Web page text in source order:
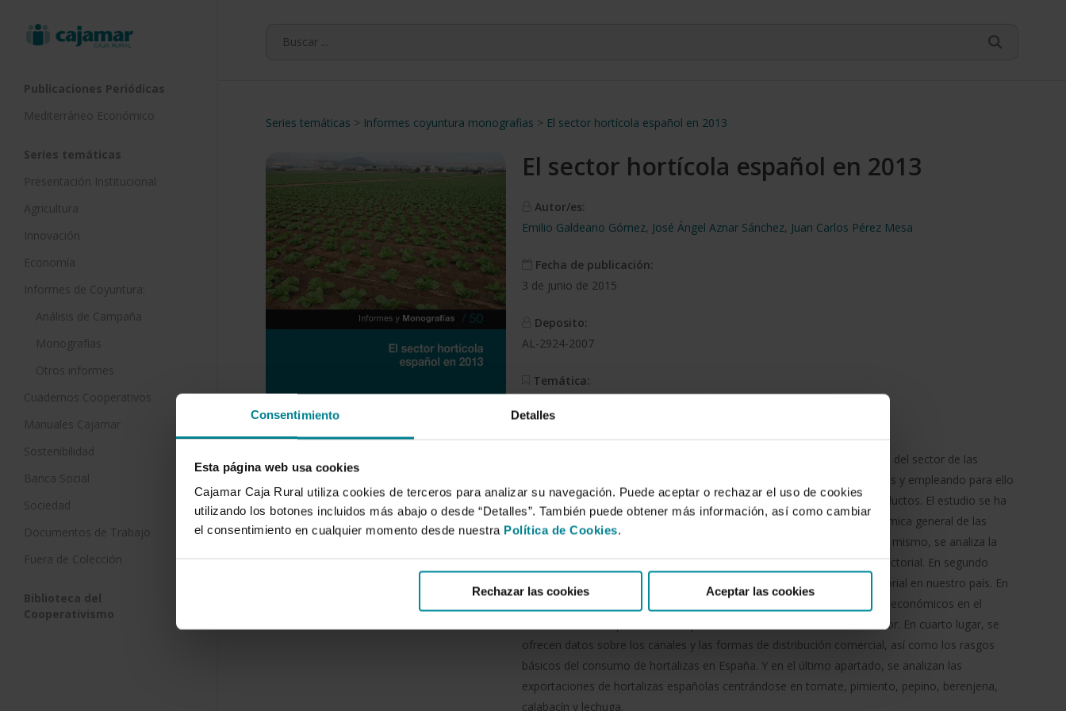
Consentimiento Detalles
Esta página web usa cookies
Cajamar Caja Rural utiliza cookies de terceros para analizar su navegación. Puede aceptar o rechazar el uso de cookies
utilizando los botones incluidos más abajo o desde “Detalles”. También puede obtener más información, así como cambiar
el consentimiento en cualquier momento desde nuestra Política de Cookies.
Rechazar las cookies Aceptar las cookies
Publicaciones Periódicas
Mediterráneo Económico
Series temáticas
Presentación Institucional
Agricultura
Innovación
Economía
Informes de Coyuntura:
Análisis de Campaña
Monografías
Otros informes
Cuadernos Cooperativos
Manuales Cajamar
Sostenibilidad
Banca Social
Sociedad
Documentos de Trabajo
Fuera de Colección
Biblioteca del
Cooperativismo
Series temáticas > Informes coyuntura monografias > El sector hortícola español en 2013
Descargar
El sector hortícola español en 2013
Autor/es:
Emilio Galdeano Gómez, José Ángel Aznar Sánchez, Juan Carlos Pérez Mesa
Fecha de publicación:
3 de junio de 2015
Deposito:
AL-2924-2007
Temática:
Con el presente documento se pretende ofrecer una amplia descripción del sector de las
hortalizas en España, analizando algunas de las variables más relevantes y empleando para ello
los datos estadísticos referidos a las últimas campañas para estos productos. El estudio se ha
dividido en diversos apartados. En primer lugar, se muestra una panorámica general de las
hortalizas en el ámbito de la producción y comercialización mundial. Así mismo, se analiza la
situación del mercado hortícola de la Unión Europea (UE) y la política sectorial. En segundo
lugar, se describen los aspectos más importantes de la estructura sectorial en nuestro país. En
tercer lugar, se analizan los costes y variables relativas a los resultados económicos en el
contexto de las explotaciones españolas, así como de la cadena de valor. En cuarto lugar, se
ofrecen datos sobre los canales y las formas de distribución comercial, así como los rasgos
básicos del consumo de hortalizas en España. Y en el último apartado, se analizan las
exportaciones de hortalizas españolas centrándose en tomate, pimiento, pepino, berenjena,
calabacín y lechuga.